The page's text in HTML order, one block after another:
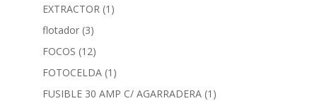
EXTRACTOR (1)
flotador (3)
FOCOS (12)
FOTOCELDA (1)
FUSIBLE 30 AMP C/ AGARRADERA (1)